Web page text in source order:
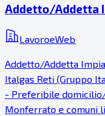
Addetto/Addetta
LavoroeWeb
Addetto/Addetta
Italgas Reti (Gruppo
- Preferibile
Monferrato e comuni